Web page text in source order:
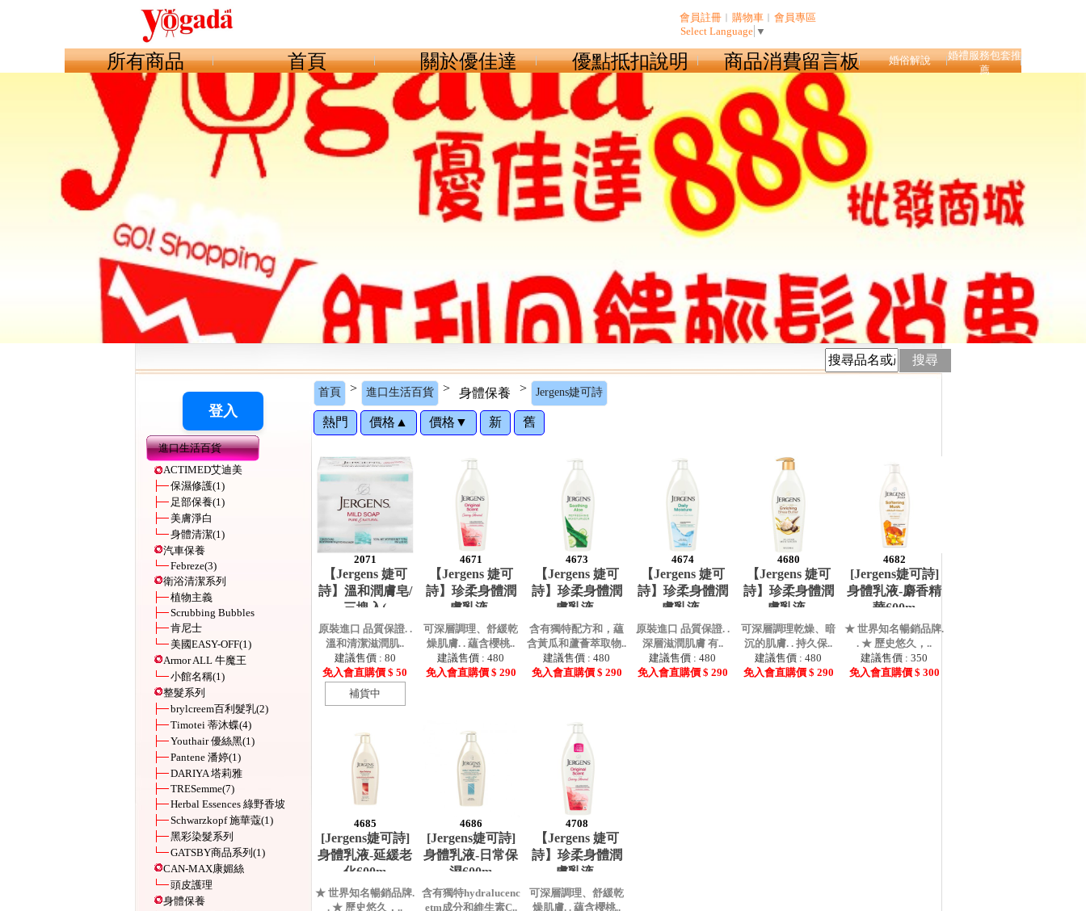
會員註冊 ︱ 購物車 ︱ 會員專區
Select Language ▼
所有商品 首頁 關於優佳達 優點抵扣說明 商品消費留言板 婚俗解說
婚禮服務包套推
薦
搜尋
進口生活百貨
ACTIMED艾迪美
保濕修護(1)
足部保養(1)
美膚淨白
身體清潔(1)
汽車保養
Febreze(3)
衛浴清潔系列
植物主義
Scrubbing Bubbles
肯尼士
美國EASY-OFF(1)
Armor ALL 牛魔王
小館名稱(1)
整髮系列
brylcreem百利髮乳(2)
Timotei 蒂沐蝶(4)
Youthair 優絲黑(1)
Pantene 潘婷(1)
DARIYA 塔莉雅
TRESemme(7)
Herbal Essences 綠野香坡
Schwarzkopf 施華蔻(1)
黑彩染髮系列
GATSBY商品系列 (1)
CAN-MAX康媚絲
頭皮護理
身體保養
首頁 > 進口生活百貨 > 身體保養 > Jergens婕可詩
熱門 價格▲ 價格▼ 新 舊
2071
【Jergens 婕可
詩】溫和潤膚皂/
三塊入(
原裝進口 品質保證. .
溫和清潔滋潤肌..
建議售價 : 80
免入會直購價 $ 50
補貨中
4671
【Jergens 婕可
詩】珍柔身體潤
膚乳液-
可深層調理、舒緩乾
燥肌膚. . 蘊含櫻桃..
建議售價 : 480
免入會直購價 $ 290
4673
【Jergens 婕可
詩】珍柔身體潤
膚乳液-
含有獨特配方和，蘊
含黃瓜和蘆薈萃取物..
建議售價 : 480
免入會直購價 $ 290
4674
【Jergens 婕可
詩】珍柔身體潤
膚乳液-
原裝進口 品質保證. .
深層滋潤肌膚 有..
建議售價 : 480
免入會直購價 $ 290
4680
【Jergens 婕可
詩】珍柔身體潤
膚乳液-
可深層調理乾燥、暗
沉的肌膚. . 持久保..
建議售價 : 480
免入會直購價 $ 290
4682
[Jergens婕可詩]
身體乳液-麝香精
華600m
★ 世界知名暢銷品牌.
. ★ 歷史悠久，..
建議售價 : 350
免入會直購價 $ 300
4685
[Jergens婕可詩]
身體乳液-延緩老
化600m
★ 世界知名暢銷品牌.
. ★ 歷史悠久，..
4686
[Jergens婕可詩]
身體乳液-日常保
濕600m
含有獨特hydralucenc
etm成分和維生素C..
4708
【Jergens 婕可
詩】珍柔身體潤
膚乳液-
可深層調理、舒緩乾
燥肌膚. . 蘊含櫻桃..